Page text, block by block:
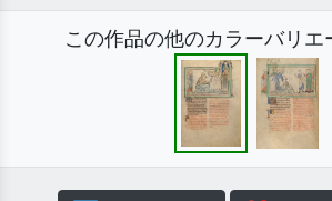
この作品の他のカラーバリエ